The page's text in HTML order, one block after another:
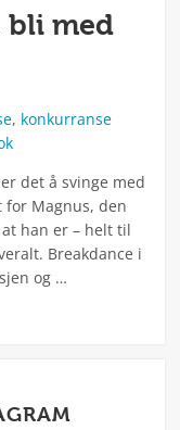
bli med
, konkurranse
det å svinge med
for Magnus, den
han er – helt til
Breakdance i
og …